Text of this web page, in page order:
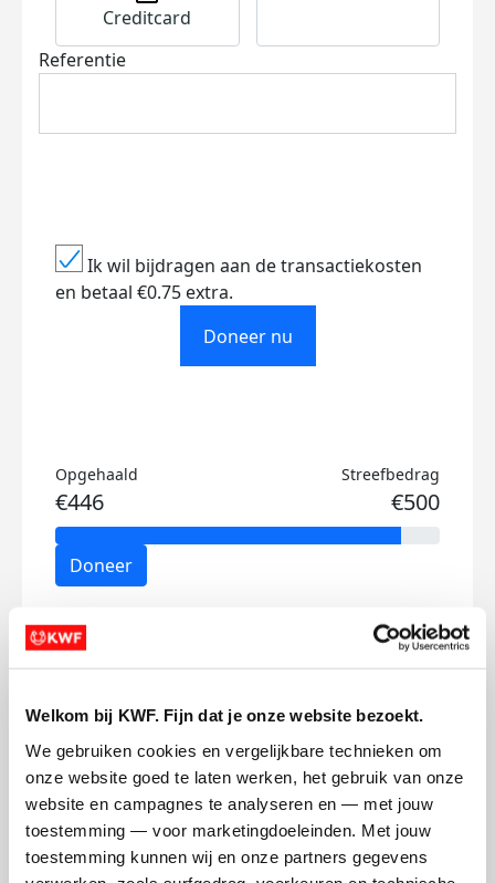
Welkom bij KWF. Fijn dat je onze website bezoekt.
We gebruiken cookies en vergelijkbare technieken om
onze website goed te laten werken, het gebruik van onze
website en campagnes te analyseren en — met jouw
toestemming — voor marketingdoeleinden. Met jouw
toestemming kunnen wij en onze partners gegevens
Creditcard
Referentie
Ik wil bijdragen aan de transactiekosten
en betaal €0.75 extra.
Doneer nu
Opgehaald
€446
Streefbedrag
€500
Doneer